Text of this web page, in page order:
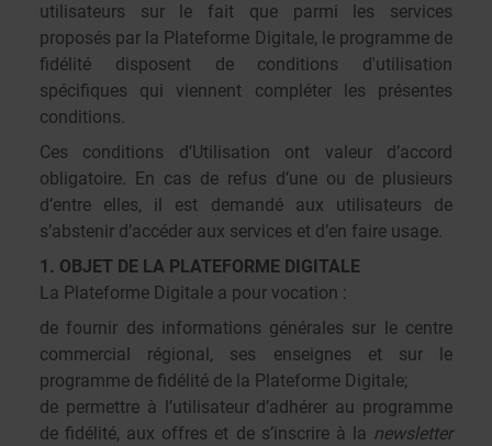
utilisateurs sur le fait que parmi les services
proposés par la Plateforme Digitale, le programme de
fidélité disposent de conditions d'utilisation
spécifiques qui viennent compléter les présentes
conditions.
Ces conditions d’Utilisation ont valeur d’accord
obligatoire. En cas de refus d’une ou de plusieurs
d’entre elles, il est demandé aux utilisateurs de
s’abstenir d’accéder aux services et d’en faire usage.
1. OBJET DE LA PLATEFORME DIGITALE
La Plateforme Digitale a pour vocation :
de fournir des informations générales sur le centre
commercial régional, ses enseignes et sur le
programme de fidélité de la Plateforme Digitale;
de permettre à l’utilisateur d’adhérer au programme
de fidélité, aux offres et de s’inscrire à la newsletter